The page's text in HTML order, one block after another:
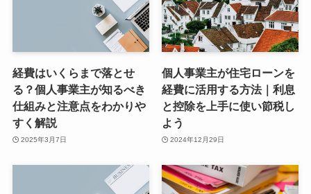
経費はいくらまで落とせ
る？個人事業主が知るべき
仕組みと注意点をわかりや
すく解説
2025年3月7日
個人事業主が住宅ローンを
経費に活用する方法｜利息
と控除を上手に使い節税し
よう
2024年12月29日